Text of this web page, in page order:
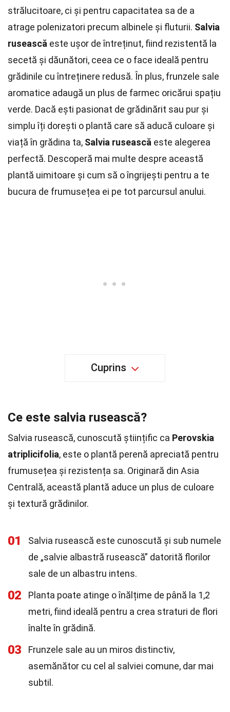
strălucitoare, ci și pentru capacitatea sa de a
atrage polenizatori precum albinele și fluturii. Salvia
rusească este ușor de întreținut, fiind rezistentă la
secetă și dăunători, ceea ce o face ideală pentru
grădinile cu întreținere redusă. În plus, frunzele sale
aromatice adaugă un plus de farmec oricărui spațiu
verde. Dacă ești pasionat de grădinărit sau pur și
simplu îți dorești o plantă care să aducă culoare și
viață în grădina ta, Salvia rusească este alegerea
perfectă. Descoperă mai multe despre această
plantă uimitoare și cum să o îngrijești pentru a te
bucura de frumusețea ei pe tot parcursul anului.
Cuprins
Ce este salvia rusească?
Salvia rusească, cunoscută științific ca Perovskia
atriplicifolia, este o plantă perenă apreciată pentru
frumusețea și rezistența sa. Originară din Asia
Centrală, această plantă aduce un plus de culoare
și textură grădinilor.
01
Salvia rusească este cunoscută și sub numele
de „salvie albastră rusească” datorită florilor
sale de un albastru intens.
02
Planta poate atinge o înălțime de până la 1,2
metri, fiind ideală pentru a crea straturi de flori
înalte în grădină.
03
Frunzele sale au un miros distinctiv,
asemănător cu cel al salviei comune, dar mai
subtil.